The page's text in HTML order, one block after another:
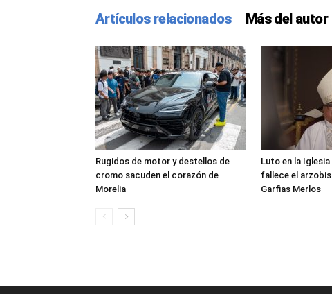
Artículos relacionados Más del autor
Rugidos de motor y destellos de
cromo sacuden el corazón de
Morelia
Luto en la
fallece el
Garfias Merlos